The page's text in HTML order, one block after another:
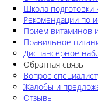
Школа подготовки
Рекомендации по
Прием витаминов
Правильное
Диспансерное
Обратная связь
Вопрос
Жалобы и
Отзывы